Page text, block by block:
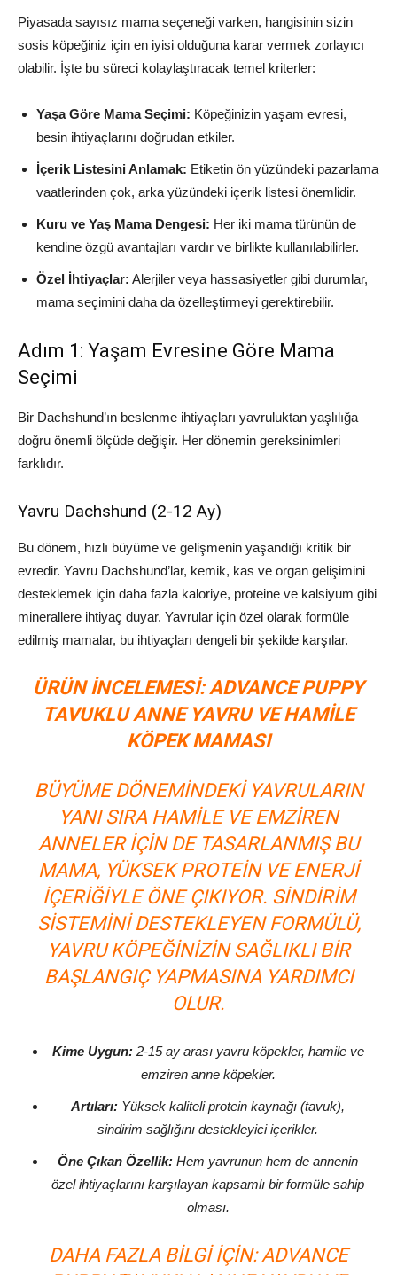
Piyasada sayısız mama seçeneği varken, hangisinin sizin
sosis köpeğiniz için en iyisi olduğuna karar vermek zorlayıcı
olabilir. İşte bu süreci kolaylaştıracak temel kriterler:
Yaşa Göre Mama Seçimi: Köpeğinizin yaşam evresi,
besin ihtiyaçlarını doğrudan etkiler.
İçerik Listesini Anlamak: Etiketin ön yüzündeki pazarlama
vaatlerinden çok, arka yüzündeki içerik listesi önemlidir.
Kuru ve Yaş Mama Dengesi: Her iki mama türünün de
kendine özgü avantajları vardır ve birlikte kullanılabilirler.
Özel İhtiyaçlar: Alerjiler veya hassasiyetler gibi durumlar,
mama seçimini daha da özelleştirmeyi gerektirebilir.
Adım 1: Yaşam Evresine Göre Mama
Seçimi
Bir Dachshund’ın beslenme ihtiyaçları yavruluktan yaşlılığa
doğru önemli ölçüde değişir. Her dönemin gereksinimleri
farklıdır.
Yavru Dachshund (2-12 Ay)
Bu dönem, hızlı büyüme ve gelişmenin yaşandığı kritik bir
evredir. Yavru Dachshund’lar, kemik, kas ve organ gelişimini
desteklemek için daha fazla kaloriye, proteine ve kalsiyum gibi
minerallere ihtiyaç duyar. Yavrular için özel olarak formüle
edilmiş mamalar, bu ihtiyaçları dengeli bir şekilde karşılar.
ÜRÜN İNCELEMESI: ADVANCE PUPPY
TAVUKLU ANNE YAVRU VE HAMILE
KÖPEK MAMASI
BÜYÜME DÖNEMINDEKI YAVRULARIN
YANI SIRA HAMILE VE EMZIREN
ANNELER IÇIN DE TASARLANMIŞ BU
MAMA, YÜKSEK PROTEIN VE ENERJI
IÇERIĞIYLE ÖNE ÇIKIYOR. SINDIRIM
SISTEMINI DESTEKLEYEN FORMÜLÜ,
YAVRU KÖPEĞINIZIN SAĞLIKLI BIR
BAŞLANGIÇ YAPMASINA YARDIMCI
OLUR.
Kime Uygun:2-15 ay arası yavru köpekler, hamile ve
emziren anne köpekler.
Artıları: Yüksek kaliteli protein kaynağı (tavuk),
sindirim sağlığını destekleyici içerikler.
Öne Çıkan Özellik: Hem yavrunun hem de annenin
özel ihtiyaçlarını karşılayan kapsamlı bir formüle sahip
olması.
DAHA FAZLA BILGI IÇIN:ADVANCE